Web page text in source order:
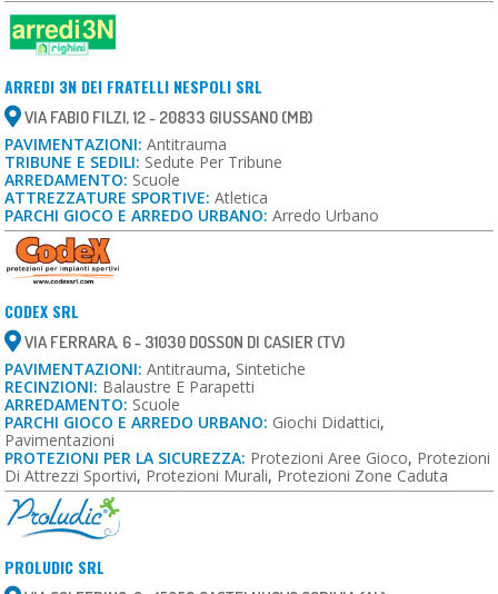
ARREDI 3N DEI FRATELLI NESPOLI SRL
VIA FABIO FILZI, 12 - 20833 GIUSSANO (MB)
PAVIMENTAZIONI: Antitrauma
TRIBUNE E SEDILI: Sedute Per Tribune
ARREDAMENTO: Scuole
ATTREZZATURE SPORTIVE: Atletica
PARCHI GIOCO E ARREDO URBANO: Arredo Urbano
CODEX SRL
VIA FERRARA, 6 - 31030 DOSSON DI CASIER (TV)
PAVIMENTAZIONI: Antitrauma, Sintetiche
RECINZIONI: Balaustre E Parapetti
ARREDAMENTO: Scuole
PARCHI GIOCO E ARREDO URBANO: Giochi Didattici,
Pavimentazioni
PROTEZIONI PER LA SICUREZZA: Protezioni Aree Gioco, Protezioni
Di Attrezzi Sportivi, Protezioni Murali, Protezioni Zone Caduta
PROLUDIC SRL